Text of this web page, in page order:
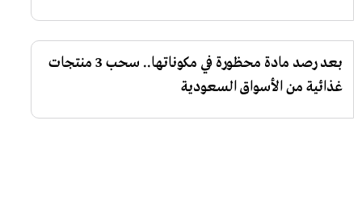
بعد رصد مادة محظورة في مكوناتها.. سحب 3 منتجات
غذائية من الأسواق السعودية